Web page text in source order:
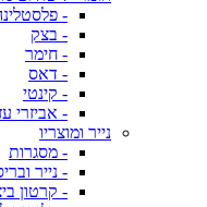
-
- בצק
- חימר
- דאס
- קינטי
- אביזרי
נייר ומוצריו
- מסגרות
- נייר
- קרטון